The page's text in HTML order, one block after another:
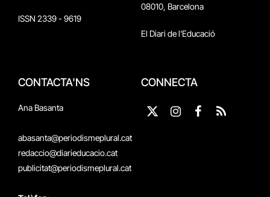
ISSN 2339 - 9619
08010, Barcelona
El Diari de l'Educació
CONTACTA'NS
Ana Basanta
abasanta@periodismeplural.cat
redaccio@diarieducacio.cat
publicitat@periodismeplural.cat
CONNECTA
X
Instagram
Facebook
RSS